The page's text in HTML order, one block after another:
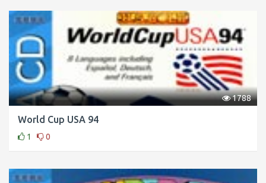
1788
World Cup USA 94
1 0